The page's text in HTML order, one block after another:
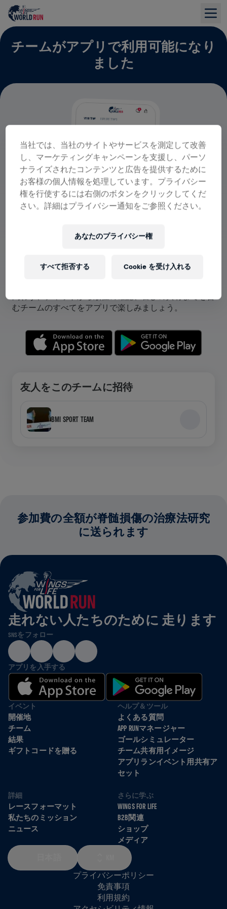
チームがアプリで利用可能になり
ました
アプリでチームが表示できます！
むチームのすべてをアプリで楽しみましょう。
友人をこのチームに招待
BMI SPORT TEAM
参加費の全額が脊髄損傷の治療法研究
に送られます
走れない人たちのために 走ります
SNSをフォロー
アプリを入手する
イベント
開催地
チーム
結果
ギフトコードを贈る
ヘルプ＆ツール
よくある質問
APP RUNマネージャー
ゴールシミュレーター
チーム共有用イメージ
アプリランイベント用共有ア
セット
詳細
レースフォーマット
私たちのミッション
ニュース
さらに学ぶ
WINGS FOR LIFE
B2B関連
ショップ
メディア
プライバシーポリシー
免責事項
利用規約
当社では、当社のサイトやサービスを測定して改善
し、マーケティングキャンペーンを支援し、パーソ
ナライズされたコンテンツと広告を提供するために
お客様の個人情報を処理しています。プライバシー
権を行使するには右側のボタンをクリックしてくだ
さい。詳細はプライバシー通知をご参照ください。
あなたのプライバシー権
すべて拒否する Cookie を受け入れる